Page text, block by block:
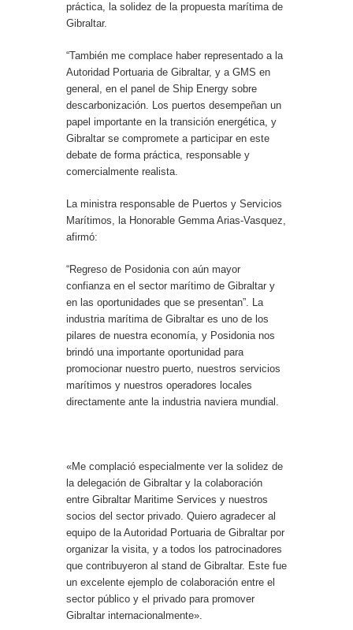
práctica, la solidez de la propuesta marítima de
Gibraltar.
“También me complace haber representado a la
Autoridad Portuaria de Gibraltar, y a GMS en
general, en el panel de Ship Energy sobre
descarbonización. Los puertos desempeñan un
papel importante en la transición energética, y
Gibraltar se compromete a participar en este
debate de forma práctica, responsable y
comercialmente realista.
La ministra responsable de Puertos y Servicios
Marítimos, la Honorable Gemma Arias-Vasquez,
afirmó:
“Regreso de Posidonia con aún mayor
confianza en el sector marítimo de Gibraltar y
en las oportunidades que se presentan”. La
industria marítima de Gibraltar es uno de los
pilares de nuestra economía, y Posidonia nos
brindó una importante oportunidad para
promocionar nuestro puerto, nuestros servicios
marítimos y nuestros operadores locales
directamente ante la industria naviera mundial.
«Me complació especialmente ver la solidez de
la delegación de Gibraltar y la colaboración
entre Gibraltar Maritime Services y nuestros
socios del sector privado. Quiero agradecer al
equipo de la Autoridad Portuaria de Gibraltar por
organizar la visita, y a todos los patrocinadores
que contribuyeron al stand de Gibraltar. Este fue
un excelente ejemplo de colaboración entre el
sector público y el privado para promover
Gibraltar internacionalmente».